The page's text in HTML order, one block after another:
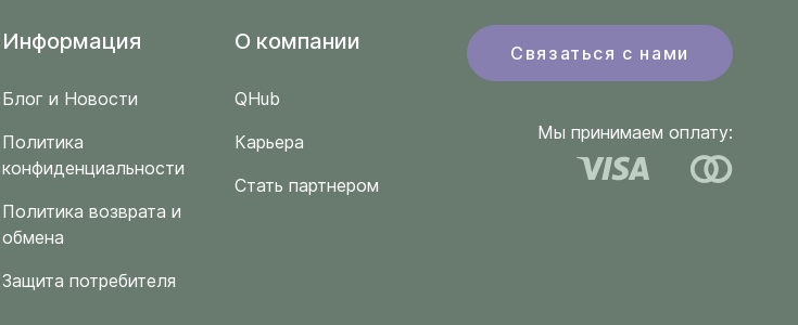
Информация
Блог и Новости
Политика
конфиденциальности
Политика возврата и
обмена
Защита потребителя
O компании
QHub
Карьера
Стать партнером
Связаться с нами
Мы принимаем оплату: